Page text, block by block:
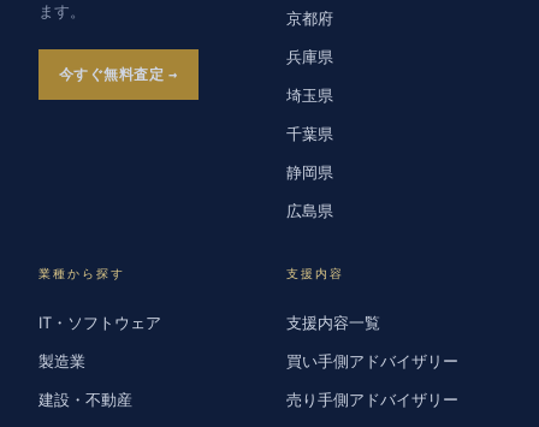
ます。
今すぐ無料査定
京都府
兵庫県
埼玉県
千葉県
静岡県
広島県
業種から探す
IT・ソフトウェア
製造業
建設・不動産
支援内容
支援内容一覧
買い手側アドバイザリー
売り手側アドバイザリー